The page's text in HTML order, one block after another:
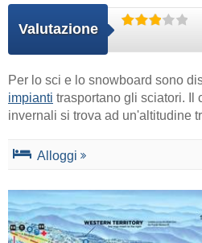
Valutazione
Per lo sci e lo snowboard sono
impianti trasportano gli sciatori. Il
invernali si trova ad un'altitudine
Alloggi